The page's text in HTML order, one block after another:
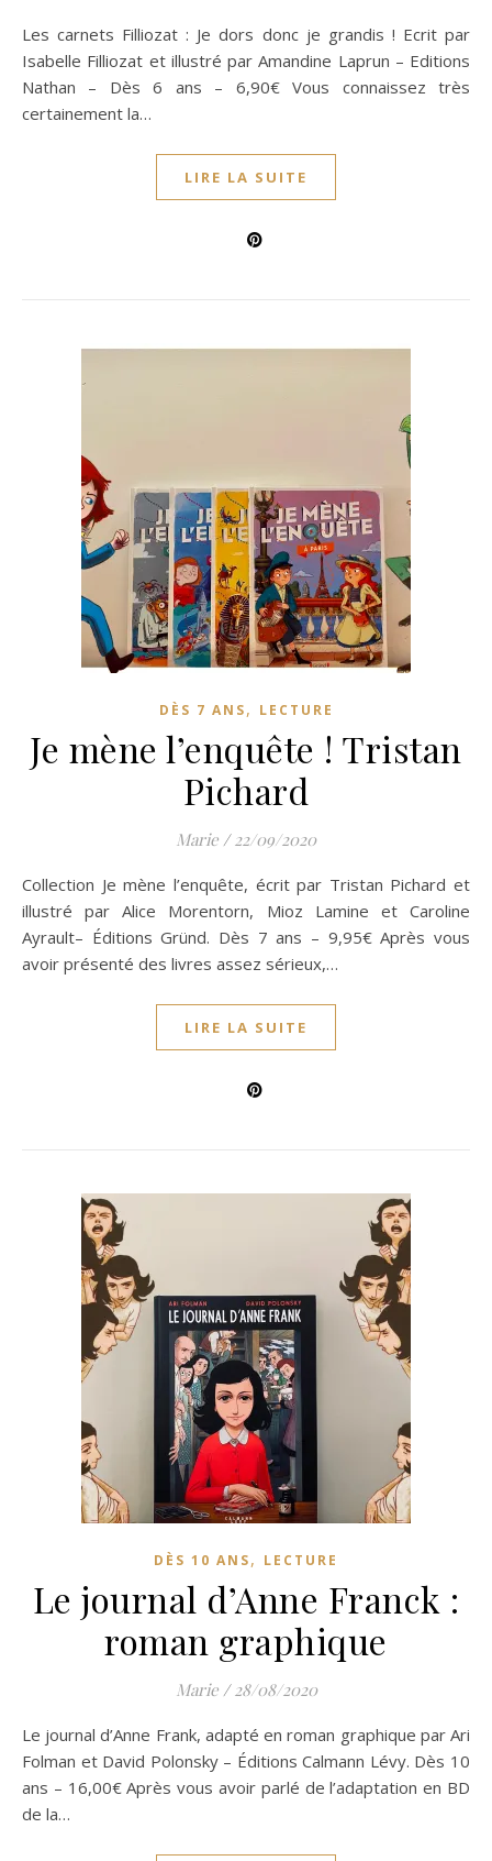
Les carnets Filliozat : Je dors donc je grandis ! Ecrit par
Isabelle Filliozat et illustré par Amandine Laprun – Editions
Nathan – Dès 6 ans – 6,90€ Vous connaissez très
certainement la…
LIRE LA SUITE
DÈS 7 ANS, LECTURE
Je mène l’enquête ! Tristan
Pichard
Marie / 22/09/2020
Collection Je mène l’enquête, écrit par Tristan Pichard et
illustré par Alice Morentorn, Mioz Lamine et Caroline
Ayrault– Éditions Gründ. Dès 7 ans – 9,95€ Après vous
avoir présenté des livres assez sérieux,…
LIRE LA SUITE
DÈS 10 ANS, LECTURE
Le journal d’Anne Franck :
roman graphique
Marie / 28/08/2020
Le journal d’Anne Frank, adapté en roman graphique par Ari
Folman et David Polonsky – Éditions Calmann Lévy. Dès 10
ans – 16,00€ Après vous avoir parlé de l’adaptation en BD
de la…